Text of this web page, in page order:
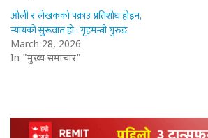
ओली र लेखकको पक्राउ प्रतिशोध होइन,
न्यायको सुरूवात हो : गृहमन्त्री गुरुङ
March 28, 2026
In "मुख्य समाचार"